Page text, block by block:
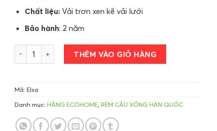
Chất liệu: Vải trơn xen kẽ vải lưới
Bảo hành: 2 năm
Rèm cầu vồng Ecohome Elsa số lượng
THÊM VÀO GIỎ HÀNG
Mã: Elsa
Danh mục: HÃNG ECOHOME RÈM CẦU VỒNG HÀN QUỐC